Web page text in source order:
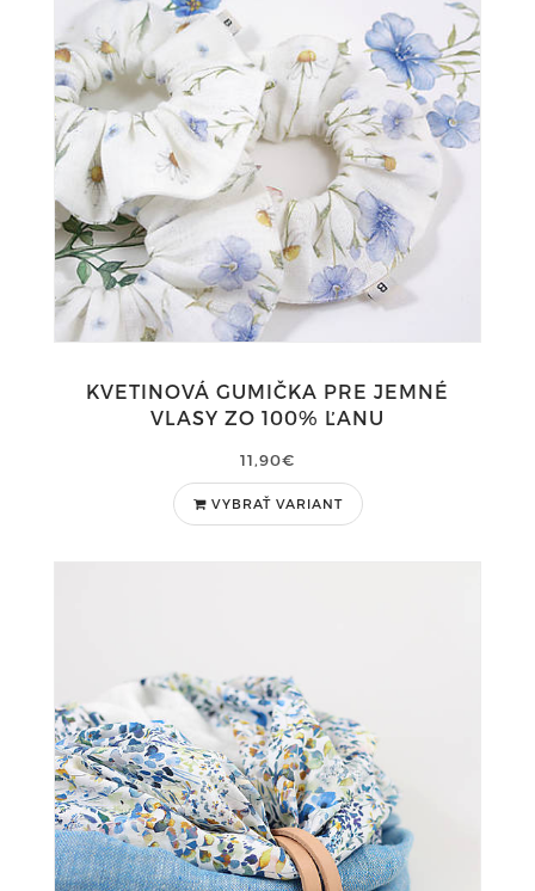
KVETINOVÁ GUMIČKA PRE JEMNÉ
VLASY ZO 100% ĽANU
11,90€
VYBRAŤ VARIANT